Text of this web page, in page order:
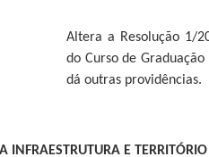
Altera a Resolução 1/
do Curso de
dá outras providências.
E